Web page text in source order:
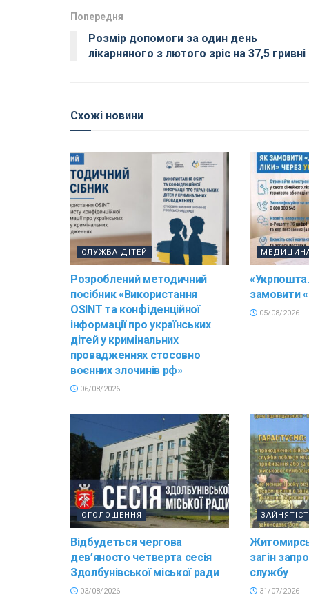
Попередня
Розмір допомоги за один день
лікарняного з лютого зріс на 37,5 гривні
Схожі новини
СЛУЖБА ДІТЕЙ
Розроблений методичний
посібник «Використання
OSINT та конфіденційної
інформації про українських
дітей у кримінальних
провадженнях стосовно
воєнних злочинів рф»
06/08/2026
замовити
05/08/2026
ОГОЛОШЕННЯ
Відбудеться чергова
дев’яносто четверта сесія
Здолбунівської міської ради
03/08/2026
загін
службу
31/07/2026